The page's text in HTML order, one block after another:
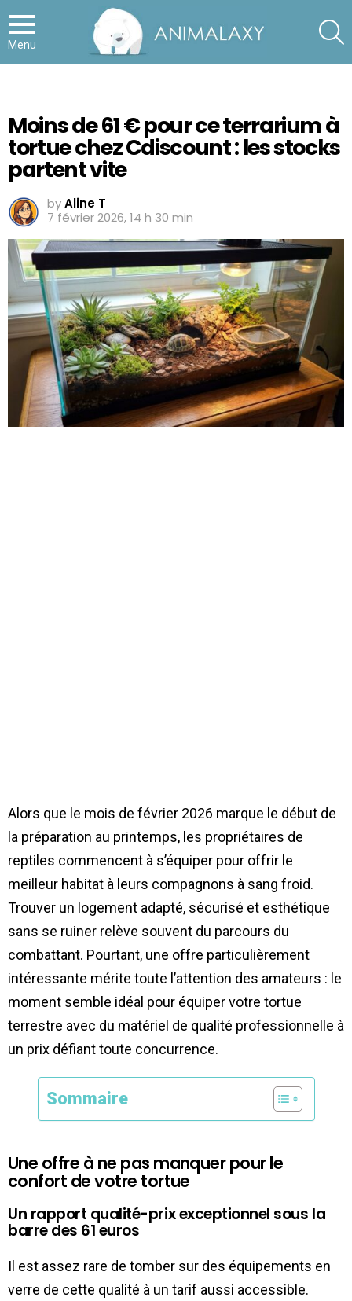
Menu
Moins de 61 € pour ce terrarium à
tortue chez Cdiscount : les stocks
partent vite
byAline T
7 février 2026, 14 h 30 min
Alors que le mois de février 2026 marque le début de
la préparation au printemps, les propriétaires de
reptiles commencent à s’équiper pour offrir le
meilleur habitat à leurs compagnons à sang froid.
Trouver un logement adapté, sécurisé et esthétique
sans se ruiner relève souvent du parcours du
combattant. Pourtant, une offre particulièrement
intéressante mérite toute l’attention des amateurs : le
moment semble idéal pour équiper votre tortue
terrestre avec du matériel de qualité professionnelle à
un prix défiant toute concurrence.
Sommaire
Une offre à ne pas manquer pour le
confort de votre tortue
Un rapport qualité-prix exceptionnel sous la
barre des 61 euros
Il est assez rare de tomber sur des équipements en
verre de cette qualité à un tarif aussi accessible.